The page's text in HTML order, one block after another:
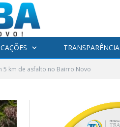
TRANSPARÊNCIA
5 km de asfalto no Bairro Novo